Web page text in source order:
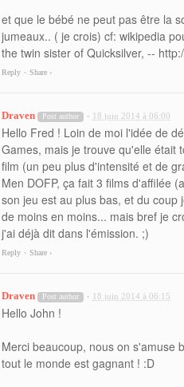
et que le bébé ne peut pas être la
jumeaux.. ( je crois) cf: wikipedia
the twin sister of Quicksilver, --
Reply • Share ›
Draven Post author • 18 juin 2014 à 06:00
Hello Fred ! Loin de moi l'idée de
Games, mais je trouve qu'elle était
film (un peu plus d'intensité et de
Men DOFP, ça fait 3 films d'affilée
son jeu est au plus bas, et du
de moins en moins... mais bref je
j'ai déjà dit dans l'émission. ;)
Reply • Share ›
Draven Post author • 18 juin 2014 à 06:15
Hello John !
Merci beaucoup, nous on s'amuse
tout le monde est gagnant ! :D